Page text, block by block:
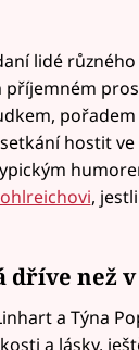
lidé
hostit
,
než v
a Týna
a lásky,